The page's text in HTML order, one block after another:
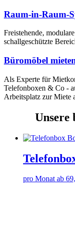
Raum-in-Raum-
Freistehende,
schallgeschützte
Büromöbel
Als Experte für
Telefonboxen & Co -
Arbeitsplatz zur Miete
Unsere
pro Monat ab